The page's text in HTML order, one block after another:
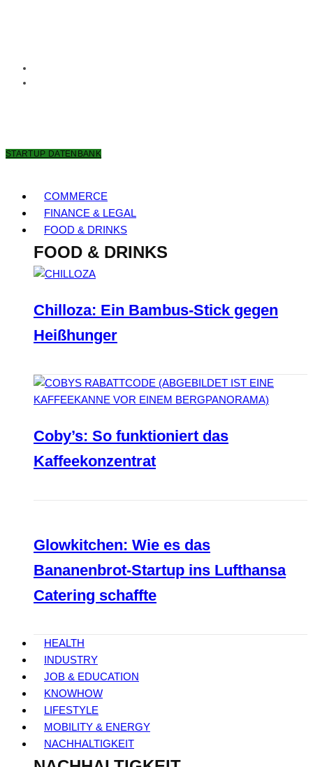
STARTUP DATENBANK
COMMERCE
FINANCE & LEGAL
FOOD & DRINKS
FOOD & DRINKS
Chilloza: Ein Bambus-Stick gegen
Heißhunger
Coby’s: So funktioniert das
Kaffeekonzentrat
Glowkitchen: Wie es das
Bananenbrot-Startup ins Lufthansa
Catering schaffte
HEALTH
INDUSTRY
JOB & EDUCATION
KNOWHOW
LIFESTYLE
MOBILITY & ENERGY
NACHHALTIGKEIT